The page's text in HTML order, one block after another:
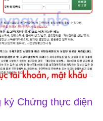
Chứng thực điện